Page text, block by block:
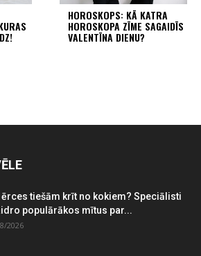
HOROSKOPS: KĀ KATRA
HOROSKOPA ZĪME SAGAIDĪS
VALENTĪNA DIENU?
ērces tiešām krīt no kokiem? Speciālisti
populārākos mītus par...
2026